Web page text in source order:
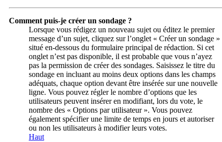
Comment puis-je créer un sondage ?
Lorsque vous rédigez un nouveau sujet ou éditez le premier
message d’un sujet, cliquez sur l’onglet « Créer un sondage »
situé en-dessous du formulaire principal de rédaction. Si cet
onglet n’est pas disponible, il est probable que vous n’ayez
pas la permission de créer des sondages. Saisissez le titre du
sondage en incluant au moins deux options dans les champs
adéquats, chaque option devant être insérée sur une nouvelle
ligne. Vous pouvez régler le nombre d’options que les
utilisateurs peuvent insérer en modifiant, lors du vote, le
nombre des « Options par utilisateur ». Vous pouvez
également spécifier une limite de temps en jours et autoriser
ou non les utilisateurs à modifier leurs votes.
Haut